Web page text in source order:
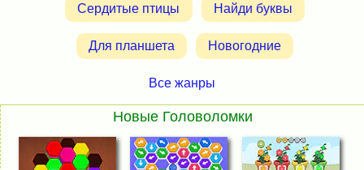
Сердитые птицы Найди буквы
Для планшета Новогодние
Все жанры
Новые Головоломки